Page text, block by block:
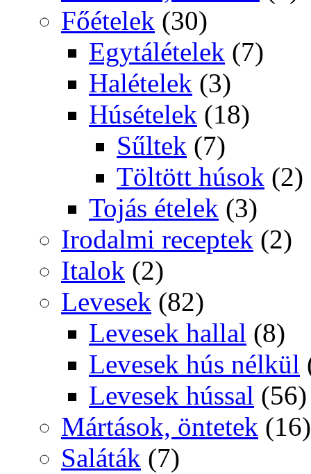
Főételek (30)
Egytálételek (7)
Halételek (3)
Húsételek (18)
Sűltek (7)
Töltött húsok (2)
Tojás ételek (3)
Irodalmi receptek (2)
Italok (2)
Levesek (82)
Levesek hallal (8)
Levesek hús nélkül
Levesek hússal (56)
Mártások, öntetek (16)
Saláták (7)